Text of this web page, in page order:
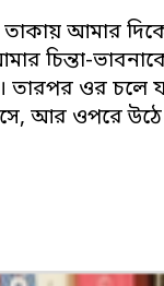
তাকায় আমার
চিন্তা-
তারপর ওর চলে
আর ওপরে উঠে